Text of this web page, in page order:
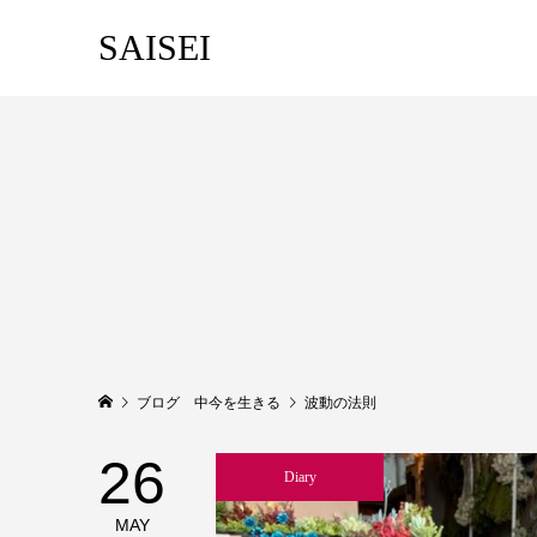
SAISEI
ブログ 中今を生きる 波動の法則
26
MAY
Diary